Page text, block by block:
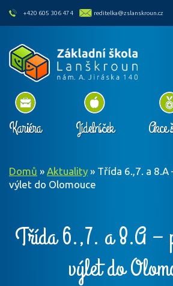
skip to main content
+420 605 306 474 reditelka@zslanskroun.cz
Kariéra Jídelníček Akce
Domů » Aktuality » Třída 6.,7. a
výlet do Olomouce
Třída 6.,7. a 8.A –
výlet do